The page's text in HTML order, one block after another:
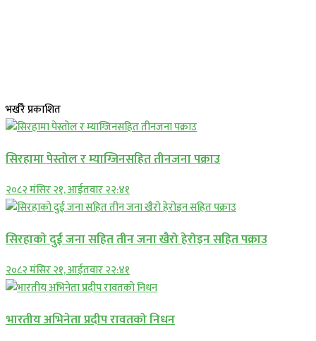
भर्खरै प्रकाशित
सिरहामा पेस्तोल र म्याग्जिनसहित तीनजना पक्राउ
२०८२ मंसिर २१, आईतवार २२:४१
सिरहाकाे दुई जना सहित तीन जना खैरो हेरोइन सहित पक्राउ
२०८२ मंसिर २१, आईतवार २२:४१
भारतीय अभिनेता प्रदीप रावतको निधन